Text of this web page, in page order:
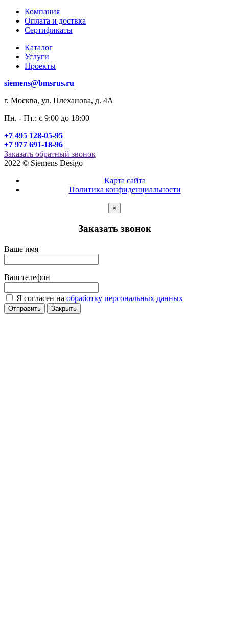
Компания
Оплата и доствка
Сертификаты
Каталог
Услуги
Проекты
siemens@bmsrus.ru
г. Москва, ул. Плеханова, д. 4А
Пн. - Пт.: c 9:00 до 18:00
+7 495 128-05-95
+7 977 691-18-96
Заказать обратный звонок
2022 © Siemens Desigo
Карта сайта
Политика конфиденциальности
×
Заказать звонок
Ваше имя
Ваш телефон
Я согласен на обработку персональных данных
Отправить Закрыть